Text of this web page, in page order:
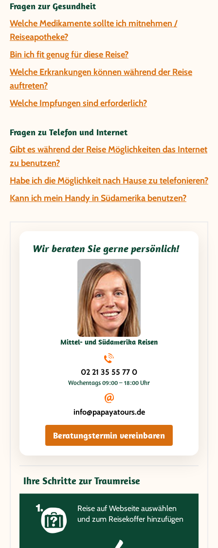
Fragen zur Gesundheit
Welche Medikamente sollte ich mitnehmen /
Reiseapotheke?
Bin ich fit genug für diese Reise?
Welche Erkrankungen können während der Reise
auftreten?
Welche Impfungen sind erforderlich?
Fragen zu Telefon und Internet
Gibt es während der Reise Möglichkeiten das Internet
zu benutzen?
Habe ich die Möglichkeit nach Hause zu telefonieren?
Kann ich mein Handy in Südamerika benutzen?
Wir beraten Sie gerne persönlich!
Mittel- und Südamerika Reisen
02 21 35 55 77 0
Wochentags 09:00 – 18:00 Uhr
info@papayatours.de
Beratungstermin vereinbaren
Ihre Schritte zur Traumreise
Reise auf Webseite auswählen
und zum Reisekoffer hinzufügen